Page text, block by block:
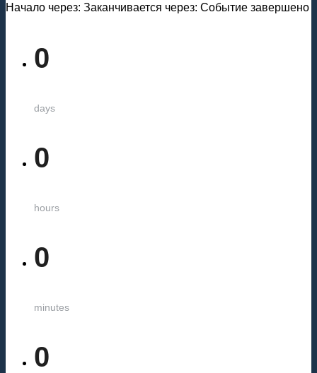
Начало через: Заканчивается через: Событие завершено
0
days
0
hours
0
minutes
0